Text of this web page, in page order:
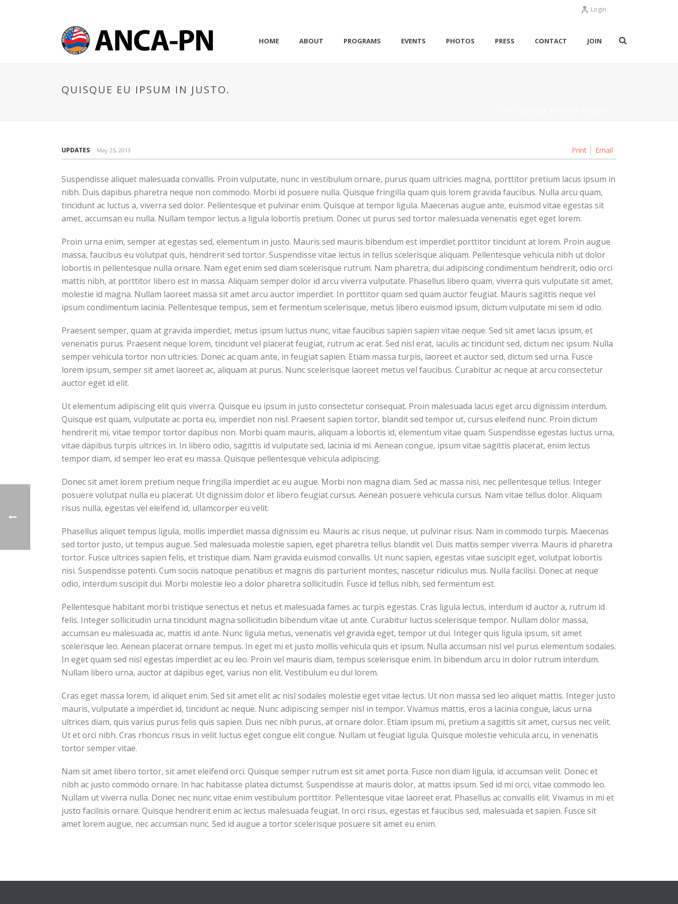
Login
HOME ABOUT PROGRAMS EVENTS PHOTOS PRESS CONTACT JOIN
QUISQUE EU IPSUM IN JUSTO.
Print Email
UPDATES May 25, 2013
Suspendisse aliquet malesuada convallis. Proin vulputate, nunc in vestibulum ornare, purus quam ultricies magna, porttitor pretium lacus ipsum in
nibh. Duis dapibus pharetra neque non commodo. Morbi id posuere nulla. Quisque fringilla quam quis lorem gravida faucibus. Nulla arcu quam,
tincidunt ac luctus a, viverra sed dolor. Pellentesque et pulvinar enim. Quisque at tempor ligula. Maecenas augue ante, euismod vitae egestas sit
amet, accumsan eu nulla. Nullam tempor lectus a ligula lobortis pretium. Donec ut purus sed tortor malesuada venenatis eget eget lorem.
Proin urna enim, semper at egestas sed, elementum in justo. Mauris sed mauris bibendum est imperdiet porttitor tincidunt at lorem. Proin augue
massa, faucibus eu volutpat quis, hendrerit sed tortor. Suspendisse vitae lectus in tellus scelerisque aliquam. Pellentesque vehicula nibh ut dolor
lobortis in pellentesque nulla ornare. Nam eget enim sed diam scelerisque rutrum. Nam pharetra, dui adipiscing condimentum hendrerit, odio orci
mattis nibh, at porttitor libero est in massa. Aliquam semper dolor id arcu viverra vulputate. Phasellus libero quam, viverra quis vulputate sit amet,
molestie id magna. Nullam laoreet massa sit amet arcu auctor imperdiet. In porttitor quam sed quam auctor feugiat. Mauris sagittis neque vel
ipsum condimentum lacinia. Pellentesque tempus, sem et fermentum scelerisque, metus libero euismod ipsum, dictum vulputate mi sem id odio.
Praesent semper, quam at gravida imperdiet, metus ipsum luctus nunc, vitae faucibus sapien sapien vitae neque. Sed sit amet lacus ipsum, et
venenatis purus. Praesent neque lorem, tincidunt vel placerat feugiat, rutrum ac erat. Sed nisl erat, iaculis ac tincidunt sed, dictum nec ipsum. Nulla
semper vehicula tortor non ultricies. Donec ac quam ante, in feugiat sapien. Etiam massa turpis, laoreet et auctor sed, dictum sed urna. Fusce
lorem ipsum, semper sit amet laoreet ac, aliquam at purus. Nunc scelerisque laoreet metus vel faucibus. Curabitur ac neque at arcu consectetur
auctor eget id elit.
Ut elementum adipiscing elit quis viverra. Quisque eu ipsum in justo consectetur consequat. Proin malesuada lacus eget arcu dignissim interdum.
Quisque est quam, vulputate ac porta eu, imperdiet non nisl. Praesent sapien tortor, blandit sed tempor ut, cursus eleifend nunc. Proin dictum
hendrerit mi, vitae tempor tortor dapibus non. Morbi quam mauris, aliquam a lobortis id, elementum vitae quam. Suspendisse egestas luctus urna,
vitae dapibus turpis ultrices in. In libero odio, sagittis id vulputate sed, lacinia id mi. Aenean congue, ipsum vitae sagittis placerat, enim lectus
tempor diam, id semper leo erat eu massa. Quisque pellentesque vehicula adipiscing.
Donec sit amet lorem pretium neque fringilla imperdiet ac eu augue. Morbi non magna diam. Sed ac massa nisi, nec pellentesque tellus. Integer
posuere volutpat nulla eu placerat. Ut dignissim dolor et libero feugiat cursus. Aenean posuere vehicula cursus. Nam vitae tellus dolor. Aliquam
risus nulla, egestas vel eleifend id, ullamcorper eu velit.
Phasellus aliquet tempus ligula, mollis imperdiet massa dignissim eu. Mauris ac risus neque, ut pulvinar risus. Nam in commodo turpis. Maecenas
sed tortor justo, ut tempus augue. Sed malesuada molestie sapien, eget pharetra tellus blandit vel. Duis mattis semper viverra. Mauris id pharetra
tortor. Fusce ultrices sapien felis, et tristique diam. Nam gravida euismod convallis. Ut nunc sapien, egestas vitae suscipit eget, volutpat lobortis
nisi. Suspendisse potenti. Cum sociis natoque penatibus et magnis dis parturient montes, nascetur ridiculus mus. Nulla facilisi. Donec at neque
odio, interdum suscipit dui. Morbi molestie leo a dolor pharetra sollicitudin. Fusce id tellus nibh, sed fermentum est.
Pellentesque habitant morbi tristique senectus et netus et malesuada fames ac turpis egestas. Cras ligula lectus, interdum id auctor a, rutrum id
felis. Integer sollicitudin urna tincidunt magna sollicitudin bibendum vitae ut ante. Curabitur luctus scelerisque tempor. Nullam dolor massa,
accumsan eu malesuada ac, mattis id ante. Nunc ligula metus, venenatis vel gravida eget, tempor ut dui. Integer quis ligula ipsum, sit amet
scelerisque leo. Aenean placerat ornare tempus. In eget mi et justo mollis vehicula quis et ipsum. Nulla accumsan nisl vel purus elementum sodales.
In eget quam sed nisl egestas imperdiet ac eu leo. Proin vel mauris diam, tempus scelerisque enim. In bibendum arcu in dolor rutrum interdum.
Nullam libero urna, auctor at dapibus eget, varius non elit. Vestibulum eu dui lorem.
Cras eget massa lorem, id aliquet enim. Sed sit amet elit ac nisl sodales molestie eget vitae lectus. Ut non massa sed leo aliquet mattis. Integer justo
mauris, vulputate a imperdiet id, tincidunt ac neque. Nunc adipiscing semper nisl in tempor. Vivamus mattis, eros a lacinia congue, lacus urna
ultrices diam, quis varius purus felis quis sapien. Duis nec nibh purus, at ornare dolor. Etiam ipsum mi, pretium a sagittis sit amet, cursus nec velit.
Ut et orci nibh. Cras rhoncus risus in velit luctus eget congue elit congue. Nullam ut feugiat ligula. Quisque molestie vehicula arcu, in venenatis
tortor semper vitae.
Nam sit amet libero tortor, sit amet eleifend orci. Quisque semper rutrum est sit amet porta. Fusce non diam ligula, id accumsan velit. Donec et
nibh ac justo commodo ornare. In hac habitasse platea dictumst. Suspendisse at mauris dolor, at mattis ipsum. Sed id mi orci, vitae commodo leo.
Nullam ut viverra nulla. Donec nec nunc vitae enim vestibulum porttitor. Pellentesque vitae laoreet erat. Phasellus ac convallis elit. Vivamus in mi et
justo facilisis ornare. Quisque hendrerit enim ac lectus malesuada feugiat. In orci risus, egestas et faucibus sed, malesuada et sapien. Fusce sit
amet lorem augue, nec accumsan nunc. Sed id augue a tortor scelerisque posuere sit amet eu enim.